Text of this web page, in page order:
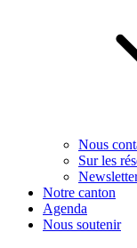
Nous
Sur les
Notre canton
Agenda
Nous soutenir